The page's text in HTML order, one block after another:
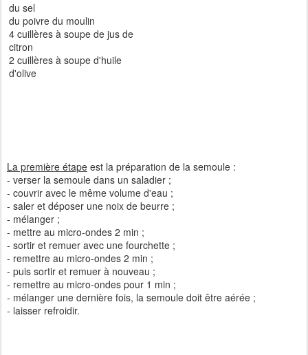
du sel
du poivre du moulin
4 cuillères à soupe de jus de
citron
2 cuillères à soupe d'huile
d'olive
La première étape est la préparation de la semoule :
- verser la semoule dans un saladier ;
- couvrir avec le même volume d'eau ;
- saler et déposer une noix de beurre ;
- mélanger ;
- mettre au micro-ondes 2 min ;
- sortir et remuer avec une fourchette ;
- remettre au micro-ondes 2 min ;
- puis sortir et remuer à nouveau ;
- remettre au micro-ondes pour 1 min ;
- mélanger une dernière fois, la semoule doit être aérée ;
- laisser refroidir.